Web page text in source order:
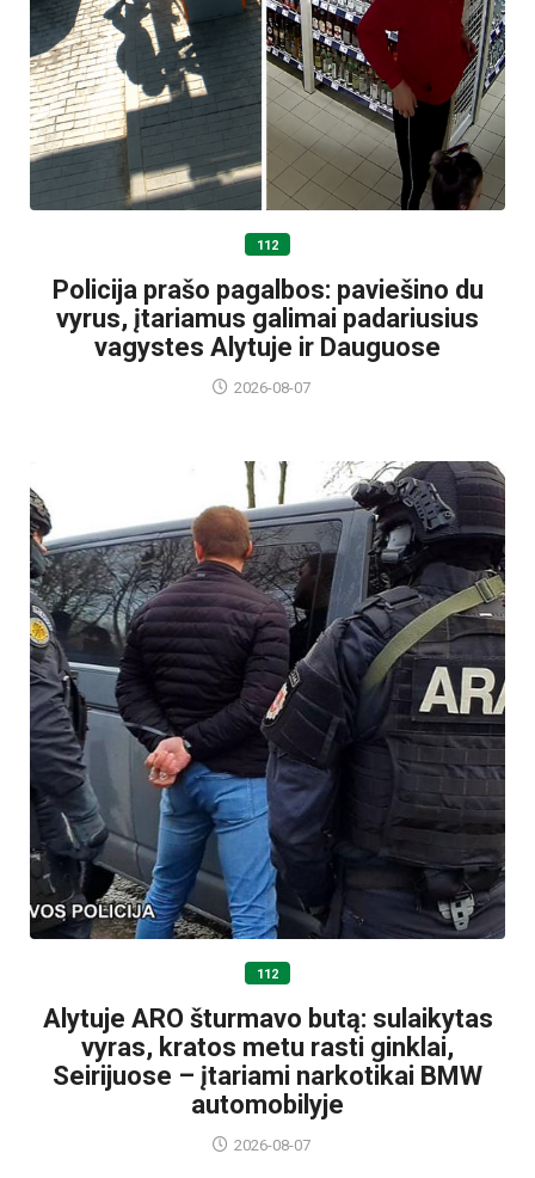
112
Policija prašo pagalbos: paviešino du
vyrus, įtariamus galimai padariusius
vagystes Alytuje ir Dauguose
2026-08-07
112
Alytuje ARO šturmavo butą: sulaikytas
vyras, kratos metu rasti ginklai,
Seirijuose – įtariami narkotikai BMW
automobilyje
2026-08-07